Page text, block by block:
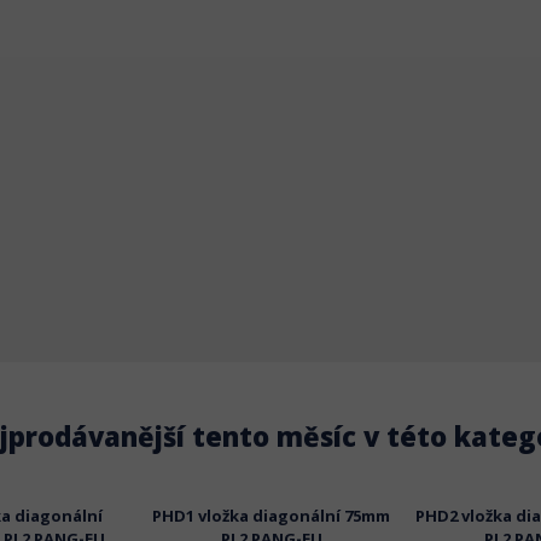
tento měsíc v této
diagonální
PHD1 vložka diagonální 75mm
PHD2 vložka